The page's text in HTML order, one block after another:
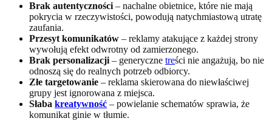
Brak autentyczności – nachalne obietnice, które nie mają
pokrycia w rzeczywistości, powodują natychmiastową utratę
zaufania.
Przesyt komunikatów – reklamy atakujące z każdej strony
wywołują efekt odwrotny od zamierzonego.
Brak personalizacji – generyczne treści nie angażują, bo nie
odnoszą się do realnych potrzeb odbiorcy.
Złe targetowanie – reklama skierowana do niewłaściwej
grupy jest ignorowana z miejsca.
Słaba kreatywność – powielanie schematów sprawia, że
komunikat ginie w tłumie.